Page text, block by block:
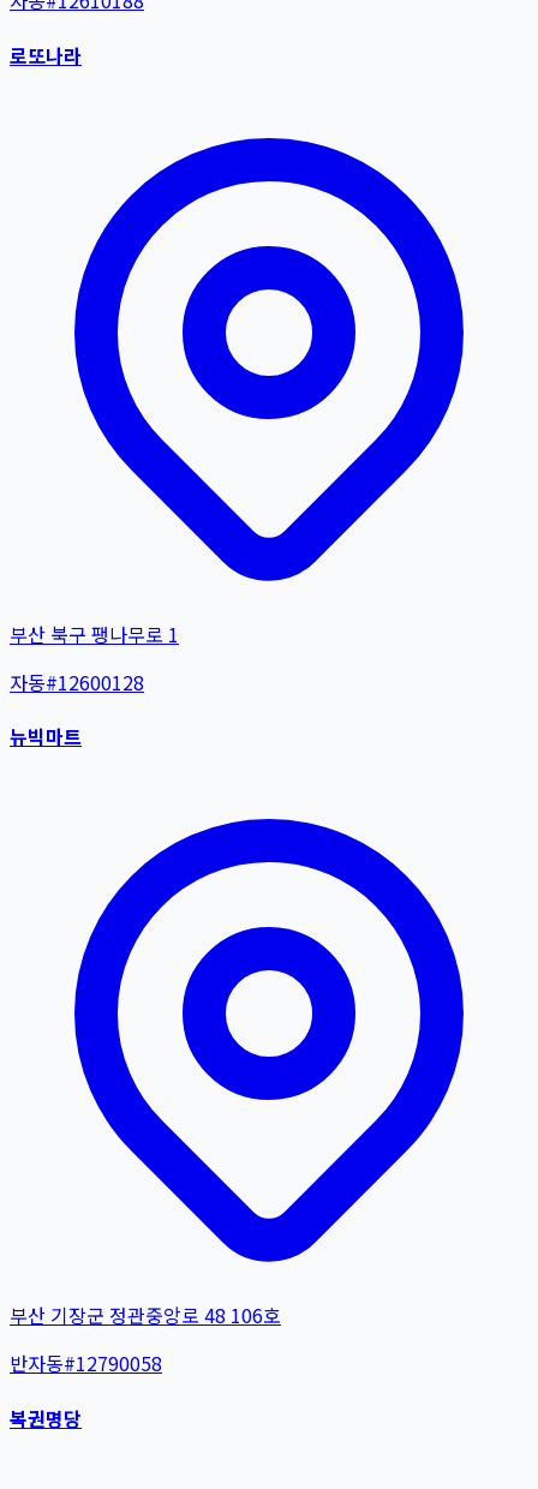
로또나라
부산 북구 팽나무로 1
자동#12600128
뉴빅마트
부산 기장군 정관중앙로 48 106호
반자동#12790058
복권명당